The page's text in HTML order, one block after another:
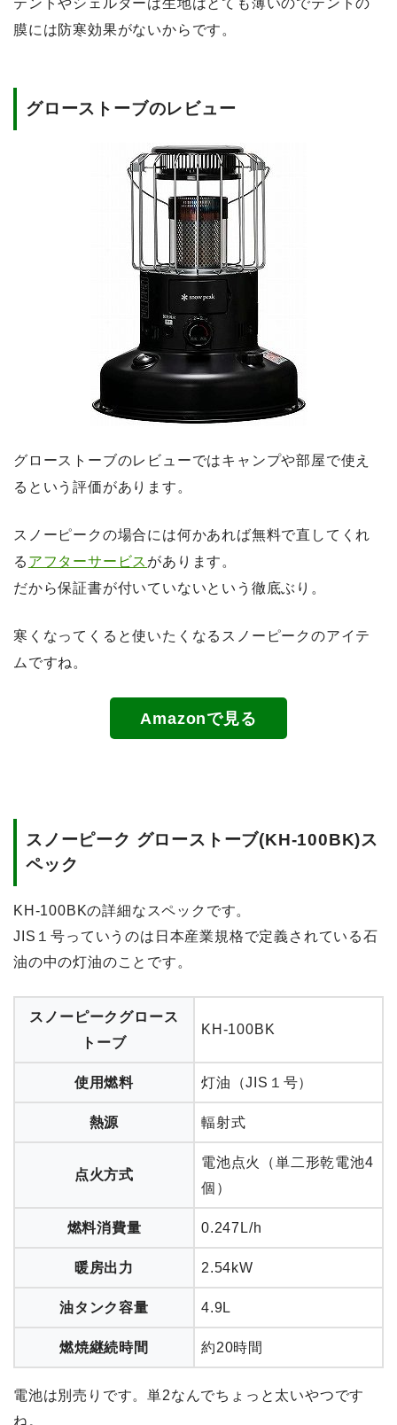
テントやシェルターは生地はとても薄いのでテントの
膜には防寒効果がないからです。
グローストーブのレビュー
グローストーブのレビューではキャンプや部屋で使え
るという評価があります。
スノーピークの場合には何かあれば無料で直してくれ
る アフターサービス があります。
だから保証書が付いていないという徹底ぶり。
寒くなってくると使いたくなるスノーピークのアイテ
ムですね。
Amazonで見る
スノーピーク グローストーブ(KH-100BK)ス
ペック
KH-100BKの詳細なスペックです。
JIS１号っていうのは日本産業規格で定義されている石
油の中の灯油のことです。
スノーピークグロース
トーブ
KH-100BK
使用燃料 灯油（JIS１号）
熱源 輻射式
点火方式
電池点火（単二形乾電池4
個）
燃料消費量 0.247L/h
暖房出力 2.54kW
油タンク容量 4.9L
燃焼継続時間 約20時間
電池は別売りです。単2なんでちょっと太いやつです
ね。